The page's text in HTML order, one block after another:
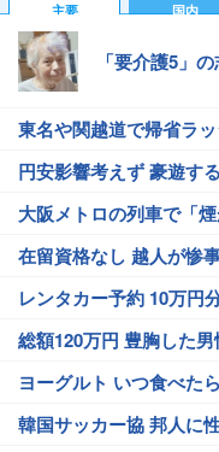
主要 国内
「要介護5」
東名や関越道で帰省ラ
円安影響考えず 豪遊す
大阪メトロの列車で「煙
在留資格なし 越人が惨
レンタカー予約 10万円
総額120万円 豊胸した
ヨーグルト いつ食べた
韓国サッカー協 邦人に